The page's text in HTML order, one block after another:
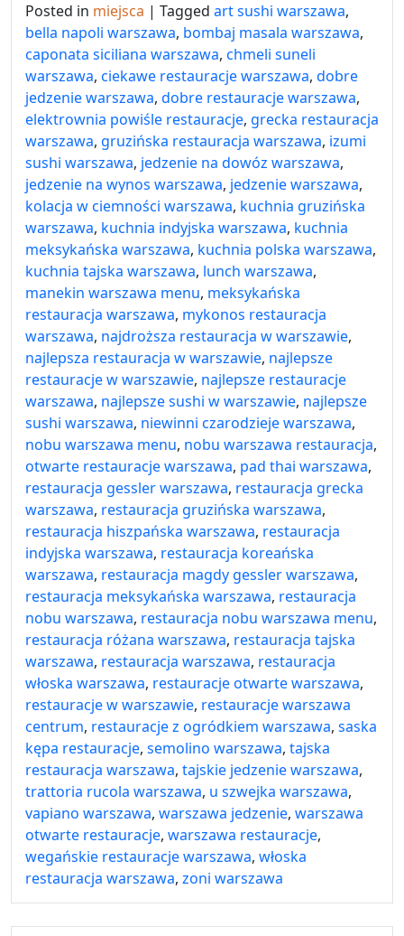
Posted in miejsca | Tagged art sushi warszawa,
bella napoli warszawa, bombaj masala warszawa,
caponata siciliana warszawa, chmeli suneli
warszawa, ciekawe restauracje warszawa, dobre
jedzenie warszawa, dobre restauracje warszawa,
elektrownia powiśle restauracje, grecka restauracja
warszawa, gruzińska restauracja warszawa, izumi
sushi warszawa, jedzenie na dowóz warszawa,
jedzenie na wynos warszawa, jedzenie warszawa,
kolacja w ciemności warszawa, kuchnia gruzińska
warszawa, kuchnia indyjska warszawa, kuchnia
meksykańska warszawa, kuchnia polska warszawa,
kuchnia tajska warszawa, lunch warszawa,
manekin warszawa menu, meksykańska
restauracja warszawa, mykonos restauracja
warszawa, najdroższa restauracja w warszawie,
najlepsza restauracja w warszawie, najlepsze
restauracje w warszawie, najlepsze restauracje
warszawa, najlepsze sushi w warszawie, najlepsze
sushi warszawa, niewinni czarodzieje warszawa,
nobu warszawa menu, nobu warszawa restauracja,
otwarte restauracje warszawa, pad thai warszawa,
restauracja gessler warszawa, restauracja grecka
warszawa, restauracja gruzińska warszawa,
restauracja hiszpańska warszawa, restauracja
indyjska warszawa, restauracja koreańska
warszawa, restauracja magdy gessler warszawa,
restauracja meksykańska warszawa, restauracja
nobu warszawa, restauracja nobu warszawa menu,
restauracja różana warszawa, restauracja tajska
warszawa, restauracja warszawa, restauracja
włoska warszawa, restauracje otwarte warszawa,
restauracje w warszawie, restauracje warszawa
centrum, restauracje z ogródkiem warszawa, saska
kępa restauracje, semolino warszawa, tajska
restauracja warszawa, tajskie jedzenie warszawa,
trattoria rucola warszawa, u szwejka warszawa,
vapiano warszawa, warszawa jedzenie, warszawa
otwarte restauracje, warszawa restauracje,
wegańskie restauracje warszawa, włoska
restauracja warszawa, zoni warszawa